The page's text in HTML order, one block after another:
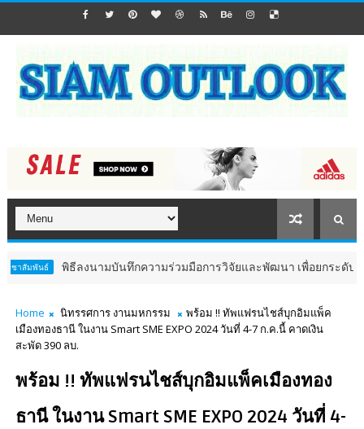
พิธีลงนามบันทึกความร่วมมือการวิจัยและพัฒนา เพื่อยกระดับ Aesthetic
Home นิทรรศการ งานมหกรรม
พร้อม !! ทัพแฟรนไชส์บุกอิมแพ็ค
เมืองทองธานี ในงาน Smart SME EXPO 2024 วันที่ 4-7 ก.ค.นี้ คาดเงิน
สะพัด 390 ลบ.
พร้อม !! ทัพแฟรนไชส์บุกอิมแพ็คเมืองทอง
ธานี ในงาน Smart SME EXPO 2024 วันที่ 4-